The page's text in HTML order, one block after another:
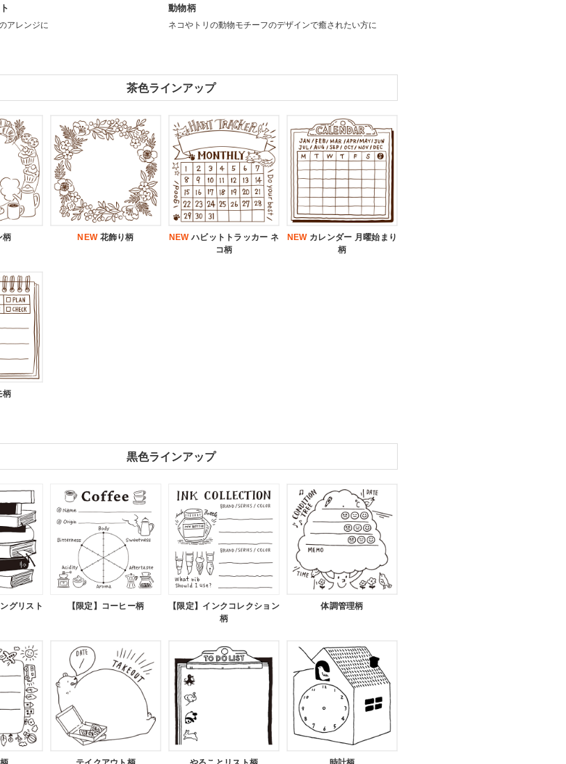
アレンジに
動物柄
ネコやトリの動物モチーフのデザインで癒されたい方に
茶色ラインアップ
柄 NEW 花飾り柄 NEW ハビットトラッカー ネ
コ柄
NEW カレンダー 月曜始まり
柄
柄
黒色ラインアップ
グリスト
【限定】コーヒー柄
【限定】インクコレクション
柄
体調管理柄